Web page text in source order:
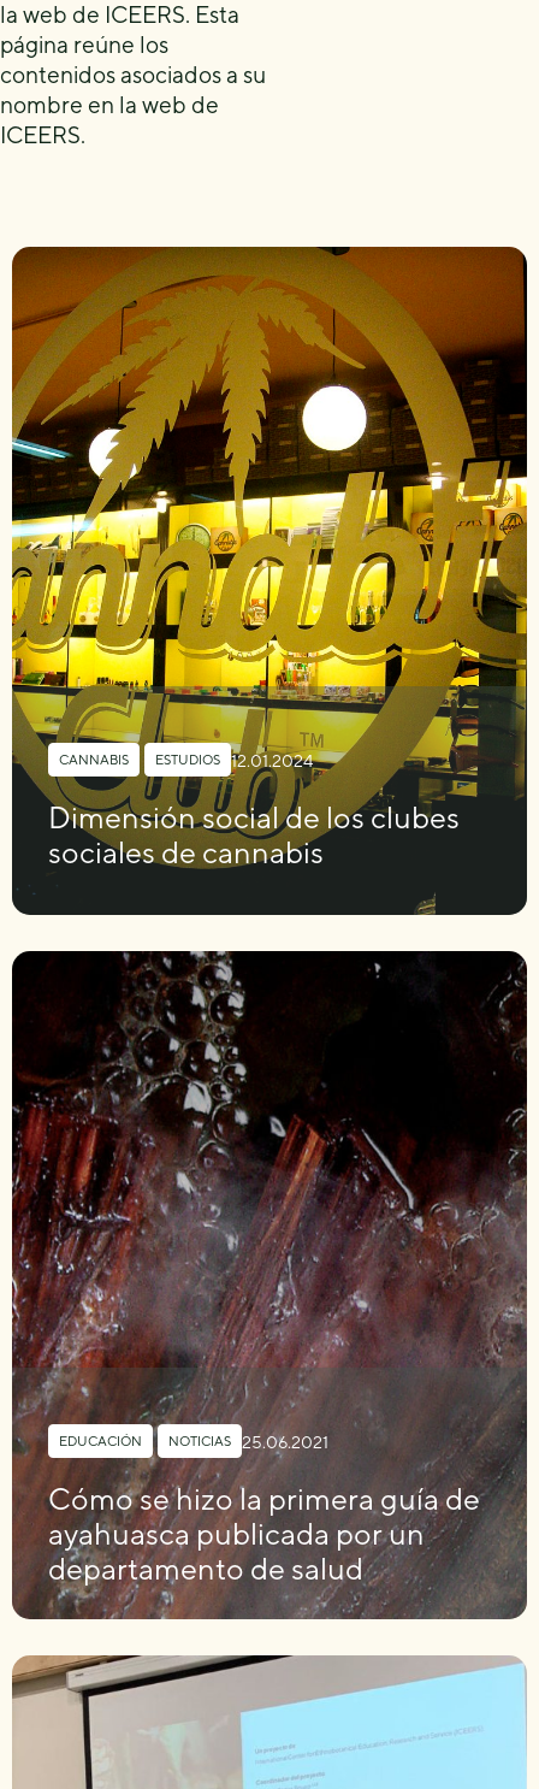
la web de ICEERS. Esta
página reúne los
contenidos asociados a su
nombre en la web de
ICEERS.
CANNABIS ESTUDIOS 12.01.2024
Dimensión social de los clubes
sociales de cannabis
EDUCACIÓN , NOTICIAS 25.06.2021
Cómo se hizo la primera guía de
ayahuasca publicada por un
departamento de salud